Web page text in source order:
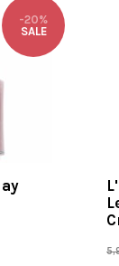
-20%
SALE